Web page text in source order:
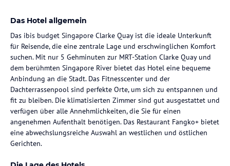
Das Hotel allgemein
Das ibis budget Singapore Clarke Quay ist die ideale Unterkunft
für Reisende, die eine zentrale Lage und erschwinglichen Komfort
suchen. Mit nur 5 Gehminuten zur MRT-Station Clarke Quay und
dem berühmten Singapore River bietet das Hotel eine bequeme
Anbindung an die Stadt. Das Fitnesscenter und der
Dachterrassenpool sind perfekte Orte, um sich zu entspannen und
fit zu bleiben. Die klimatisierten Zimmer sind gut ausgestattet und
verfügen über alle Annehmlichkeiten, die Sie für einen
angenehmen Aufenthalt benötigen. Das Restaurant Fangko+ bietet
eine abwechslungsreiche Auswahl an westlichen und östlichen
Gerichten.